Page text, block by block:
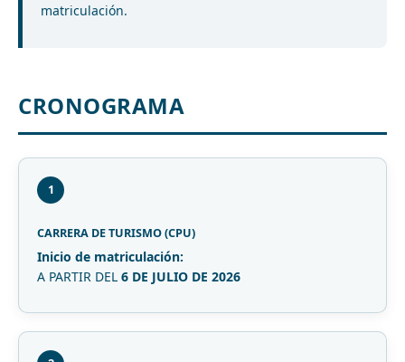
matriculación.
CRONOGRAMA
1
CARRERA DE TURISMO (CPU)
Inicio de matriculación:
A PARTIR DEL 6 DE JULIO DE 2026